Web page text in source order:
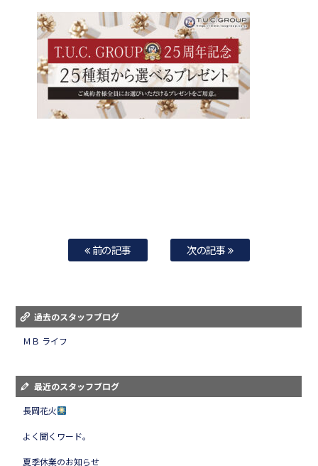
前の記事 次の記事
過去のスタッフブログ
ＭＢ ライフ
最近のスタッフブログ
長岡花火
よく聞くワード。
夏季休業のお知らせ